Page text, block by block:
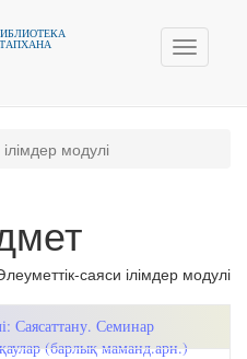
Toggle
модулі
саяси ілімдер модулі
Саясаттану. Семинар
(барлық маманд.арн.)